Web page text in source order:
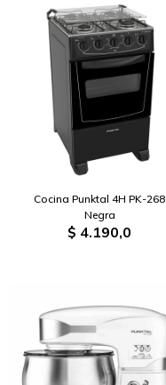
Cocina Punktal 4H PK-268
Negra
$ 4.190,0